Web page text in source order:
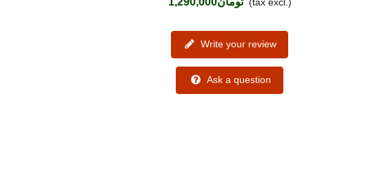
Write your review
Ask a question